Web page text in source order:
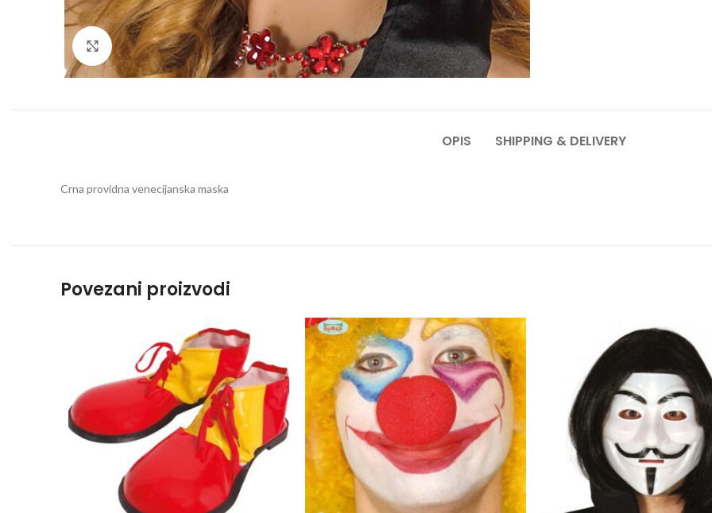
Click to enlarge
OPIS SHIPPING & DELIVERY
Crna providna venecijanska maska
Povezani proizvodi